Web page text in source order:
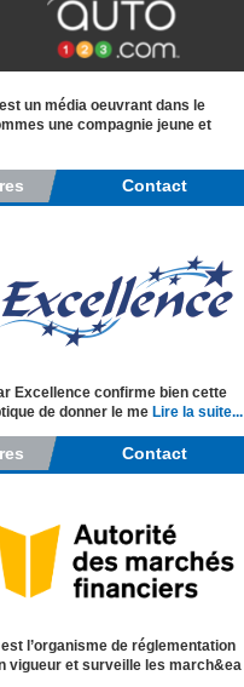
un média oeuvrant dans le
une compagnie jeune et
Contact
Excellence confirme bien cette
de donner le me Lire la suite...
Contact
l’organisme de réglementation
vigueur et surveille les march&ea